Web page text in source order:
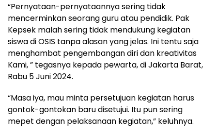
“Pernyataan-pernyataannya sering tidak
mencerminkan seorang guru atau pendidik. Pak
Kepsek malah sering tidak mendukung kegiatan
siswa di OSIS tanpa alasan yang jelas. Ini tentu saja
menghambat pengembangan diri dan kreativitas
Kami, ” tegasnya kepada pewarta, di Jakarta Barat,
Rabu 5 Juni 2024.
“Masa iya, mau minta persetujuan kegiatan harus
gontok-gontokan baru disetujui. Itu pun sering
mepet dengan pelaksanaan kegiatan,” keluhnya.